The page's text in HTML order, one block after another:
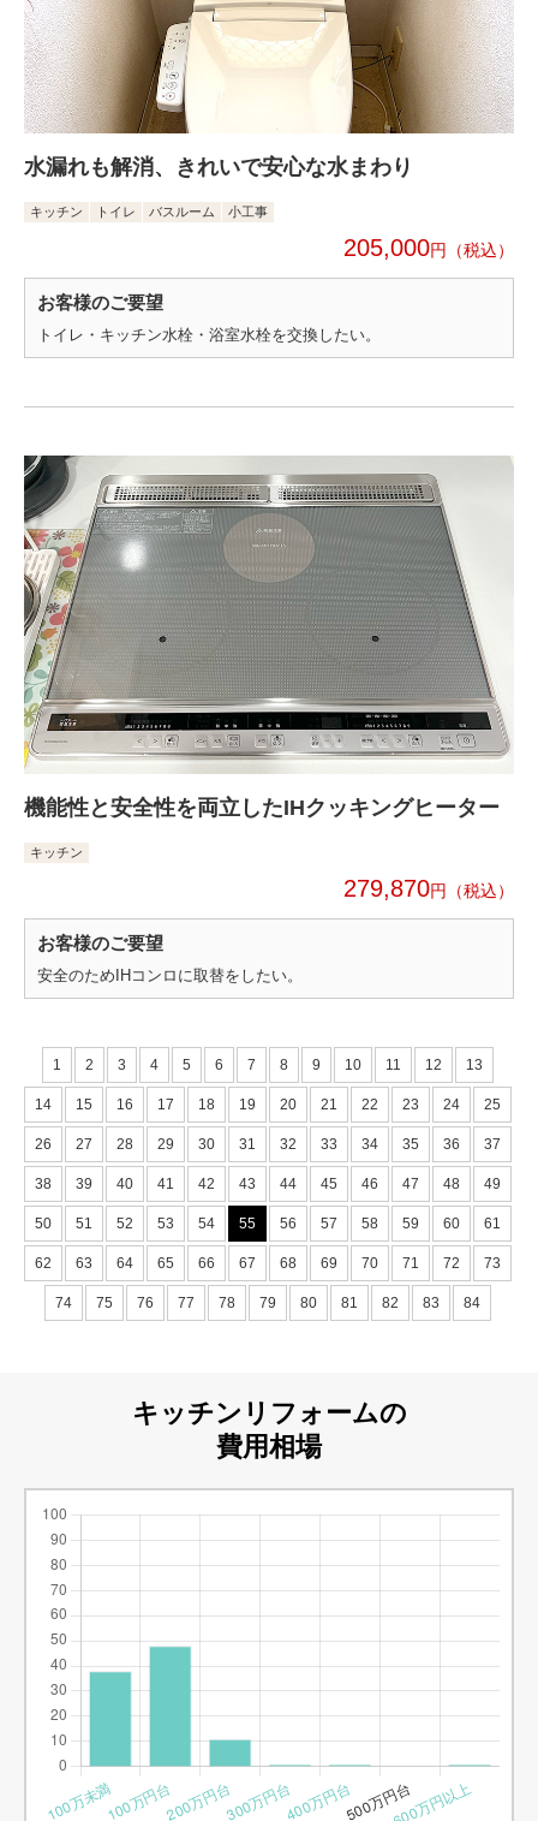
水漏れも解消、きれいで安心な水まわり
キッチン トイレ バスルーム 小工事
205,000円
お客様のご要望
トイレ・キッチン水栓・浴室水栓を交換したい。
機能性と安全性を両立したIHクッキングヒーター
キッチン
279,870円
お客様のご要望
安全のためIHコンロに取替をしたい。
1 2 3 4 5 6 7 8 9 10 11 12 13
14 15 16 17 18 19 20 21 22 23 24 25
26 27 28 29 30 31 32 33 34 35 36 37
38 39 40 41 42 43 44 45 46 47 48 49
50 51 52 53 54 55 56 57 58 59 60 61
62 63 64 65 66 67 68 69 70 71 72 73
74 75 76 77 78 79 80 81 82 83 84
キッチンリフォームの
費用相場